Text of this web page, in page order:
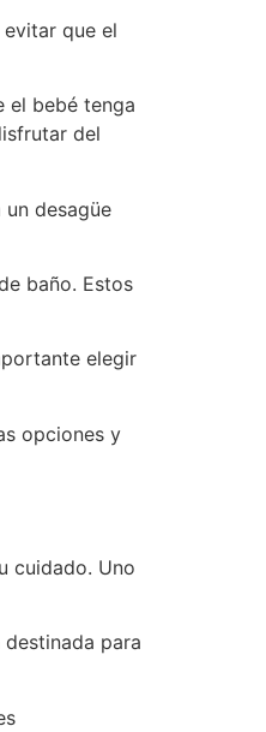
que el
el bebé tenga
del
desagüe
baño. Estos
elegir
opciones y
cuidado. Uno
para